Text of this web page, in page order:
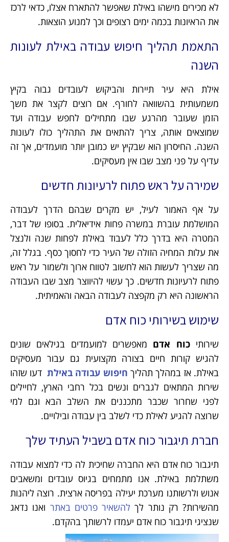
לא מכירים מישהו באילת שאפשר להתארח אצלו, כדאי לרכז
את הראיונות בכמה ימים רצופים וכך למנוע הוצאות.
התאמת תהליך חיפוש עבודה באילת לעונות
השנה
אילת היא עיר תיירות והביקוש לעובדים גבוה בקיץ
משמעותית בהשוואה לחורף. אם רוצים לקצר את משך
הזמן שעובר מהרגע שבו מתחילים לחפש עבודה ועד
שמוצאים אותה, צריך להתאים את התהליך כולו לעונות
השנה. החיסרון הוא שבקיץ יש כמובן יותר מועמדים, אך זה
עדיף על פני מצב שבו אין מעסיקים.
שמירה על ראש פתוח לרעיונות חדשים
על אף האמור לעיל, יש מקרים שבהם הדרך לעבודה
המושלמת עוברת במשרה פחות אידיאלית. בסופו של דבר,
המטרה היא בדרך כלל לעבוד באילת לפחות שנה ולנצל
את עלות המחיה הזולה של העיר כדי לחסוך כסף. בגלל זה,
מה שצריך לעשות הוא לחשוב לטווח ארוך ולשמור על ראש
פתוח לרעיונות חדשים. כך עשוי להיווצר מצב שבו העבודה
הראשונה היא רק מקפצה לעבודה הבאה והאמיתית.
שימוש בשירותי כוח אדם
שירותיכוח אדם מאפשרים למועמדים בגילאים שונים
להגיש קורות חיים בצורה מקצועית גם עבור מעסיקים
באילת. אז במהלך תהליך חיפוש עבודה באילתדעו שזהו
שירות המתאים לגברים ונשים בכל רחבי הארץ, לחיילים
לפני שחרור שכבר מתכננים את השלב הבא וגם למי
שרוצה להגיע לאילת כדי לשלב בין עבודה ובילויים.
חברת תיגבור כוח אדם בשביל העתיד שלך
תיגבור כוח אדם היא החברה שחיכית לה כדי למצוא עבודה
משתלמת באילת. אנו מתמחים בגיוס עובדים ומשאבים
אנוש ולרשותנו מערכת יעילה בפריסה ארצית. רוצה ליהנות
מהשירות? רק נותר לך להשאיר פרטים באתר ואנו נדאג
שנציגי תיגבור כוח אדם יעמדו לרשותך בהקדם.